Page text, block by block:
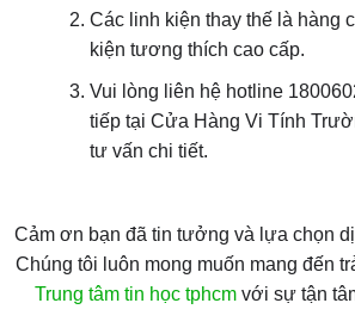
Các linh kiện thay thế là hàng
kiện tương thích cao cấp.
Vui lòng liên hệ hotline
tiếp tại Cửa Hàng Vi Tính
tư vấn chi tiết.
Cảm ơn bạn đã tin tưởng và lựa chọn
Chúng tôi luôn mong muốn mang đến
Trung tâm tin học tphcm với sự tận